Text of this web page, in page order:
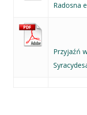
Radosna
Przyjaźń